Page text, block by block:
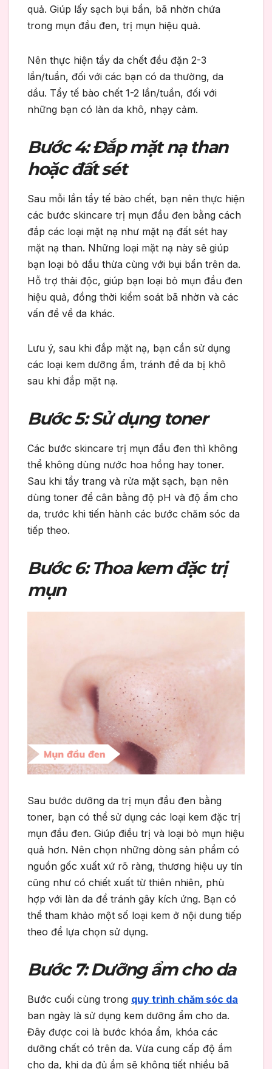
quả. Giúp lấy sạch bụi bẩn, bã nhờn chứa
trong mụn đầu đen, trị mụn hiệu quả.
Nên thực hiện tẩy da chết đều đặn 2-3
lần/tuần, đối với các bạn có da thường, da
dầu. Tẩy tế bào chết 1-2 lần/tuần, đối với
những bạn có làn da khô, nhạy cảm.
Bước 4: Đắp mặt nạ than
hoặc đất sét
Sau mỗi lần tẩy tế bào chết, bạn nên thực hiện
các bước skincare trị mụn đầu đen bằng cách
đắp các loại mặt nạ như mặt nạ đất sét hay
mặt nạ than. Những loại mặt nạ này sẽ giúp
bạn loại bỏ dầu thừa cùng với bụi bẩn trên da.
Hỗ trợ thải độc, giúp bạn loại bỏ mụn đầu đen
hiệu quả, đồng thời kiểm soát bã nhờn và các
vấn đề về da khác.
Lưu ý, sau khi đắp mặt nạ, bạn cần sử dụng
các loại kem dưỡng ẩm, tránh để da bị khô
sau khi đắp mặt nạ.
Bước 5: Sử dụng toner
Các bước skincare trị mụn đầu đen thì không
thể không dùng nước hoa hồng hay toner.
Sau khi tẩy trang và rửa mặt sạch, bạn nên
dùng toner để cân bằng độ pH và độ ẩm cho
da, trước khi tiến hành các bước chăm sóc da
tiếp theo.
Bước 6: Thoa kem đặc trị
mụn
Sau bước dưỡng da trị mụn đầu đen bằng
toner, bạn có thể sử dụng các loại kem đặc trị
mụn đầu đen. Giúp điều trị và loại bỏ mụn hiệu
quả hơn. Nên chọn những dòng sản phẩm có
nguồn gốc xuất xứ rõ ràng, thương hiệu uy tín
cũng như có chiết xuất từ ​​thiên nhiên, phù
hợp với làn da để tránh gây kích ứng. Bạn có
thể tham khảo một số loại kem ở nội dung tiếp
theo để lựa chọn sử dụng.
Bước 7: Dưỡng ẩm cho da
Bước cuối cùng trong quy trình chăm sóc da
ban ngày là sử dụng kem dưỡng ẩm cho da.
Đây được coi là bước khóa ẩm, khóa các
dưỡng chất có trên da. Vừa cung cấp độ ẩm
cho da, khi da đủ ẩm sẽ không tiết nhiều bã